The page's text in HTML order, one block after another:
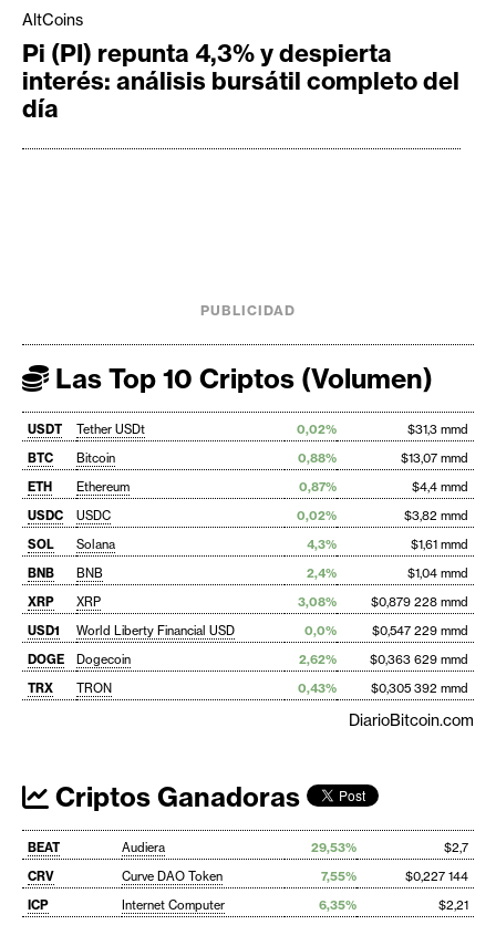
AltCoins
Pi (PI) repunta 4,3% y despierta
interés: análisis bursátil completo del
día
PUBLICIDAD
Las Top 10 Criptos (Volumen)
USDT Tether USDt 0,02%
$31,3 mmd
BTC
Bitcoin 0,88%
$13,07 mmd
ETH
Ethereum 0,87%
$4,4 mmd
USDC
USDC 0,02%
$3,82 mmd
SOL
Solana 4,3%
$1,61 mmd
BNB
BNB 2,4%
$1,04 mmd
XRP
XRP 3,08%
$0,879 228 mmd
USD1
World Liberty Financial USD 0,0%
$0,547 229 mmd
DOGE
Dogecoin 2,62%
$0,363 629 mmd
TRX
TRON 0,43% $0,305 392 mmd
DiarioBitcoin.com
Criptos Ganadoras
BEAT Audiera 29,53%
$2,7
CRV
Curve DAO Token 7,55%
$0,227 144
ICP
Internet Computer 6,35%
$2,21